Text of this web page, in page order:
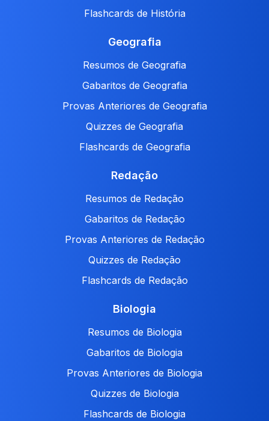
Flashcards de História
Geografia
Resumos de Geografia
Gabaritos de Geografia
Provas Anteriores de Geografia
Quizzes de Geografia
Flashcards de Geografia
Redação
Resumos de Redação
Gabaritos de Redação
Provas Anteriores de Redação
Quizzes de Redação
Flashcards de Redação
Biologia
Resumos de Biologia
Gabaritos de Biologia
Provas Anteriores de Biologia
Quizzes de Biologia
Flashcards de Biologia